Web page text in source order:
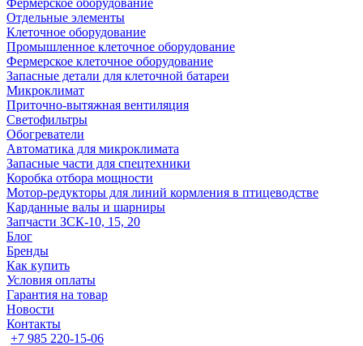
Фермерское оборудование
Отдельные элементы
Клеточное оборудование
Промышленное клеточное оборудование
Фермерское клеточное оборудование
Запасные детали для клеточной батареи
Микроклимат
Приточно-вытяжная вентиляция
Светофильтры
Обогреватели
Автоматика для микроклимата
Запасные части для спецтехники
Коробка отбора мощности
Мотор-редукторы для линий кормления в птицеводстве
Карданные валы и шарниры
Запчасти ЗСК-10, 15, 20
Блог
Бренды
Как купить
Условия оплаты
Гарантия на товар
Новости
Контакты
+7 985 220-15-06